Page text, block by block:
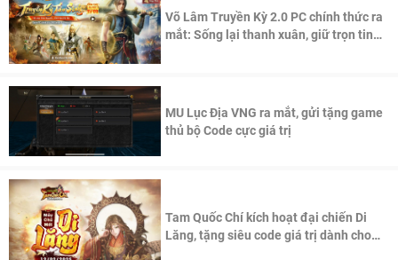
Võ Lâm Truyền Kỳ 2.0 PC chính thức ra
mắt: Sống lại thanh xuân, giữ trọn tinh
MU Lục Địa VNG ra mắt, gửi tặng game
thủ bộ Code cực giá trị
Tam Quốc Chí kích hoạt đại chiến Di
Lăng, tặng siêu code giá trị dành cho